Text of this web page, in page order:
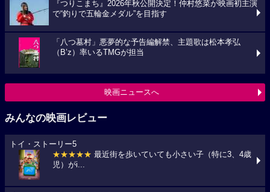
『つりこまち』2026年秋公開決定！仲村悠菜が映画初主演
で“釣りで五輪金メダル”を目指す
「八つ墓村」悪夢的な予告編解禁、主題歌は松本孝弘
（B’z）率いるTMGが担当
映画ニュースへ
みんなの映画レビュー
トイ・ストーリー5
★★★★★ 最近街を歩いていても小さい子（特に3、4歳
児）がi...